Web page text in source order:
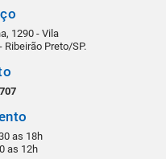
1290 - Vila
Ribeirão Preto/SP.
as 18h
as 12h